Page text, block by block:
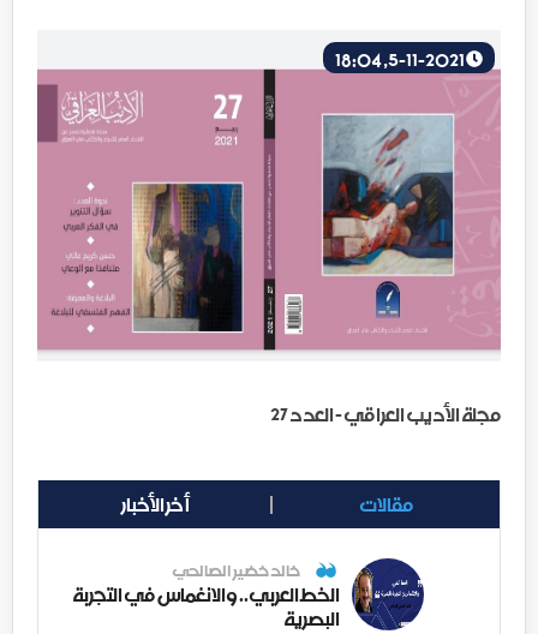
مجلة الأديب العراقي - العدد 27
مقالات أخر الأخبار
خالد خضير الصالحي
الخط العربي.. والانغماس في التجربة
البصرية